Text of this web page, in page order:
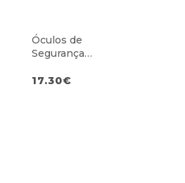
Óculos de
Segurança
Junta de
17.30€